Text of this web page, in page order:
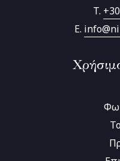
T.
E.